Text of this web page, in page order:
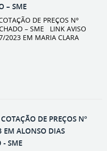
– SME
DE PREÇOS Nº
– SME LINK AVISO
2023 EM MARIA CLARA
DE PREÇOS Nº
ALONSO DIAS
- SME